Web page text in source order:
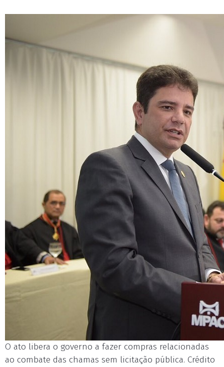
O ato libera o governo a fazer compras relacionadas
ao combate das chamas sem licitação pública. Crédito